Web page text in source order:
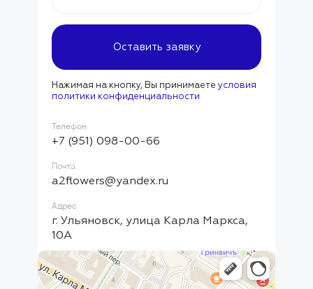
Оставить заявку
Нажимая на кнопку, Вы принимаете условия
политики конфиденциальности
a2flowers@yandex.ru
Почта
г. Ульяновск, улица Карла Маркса,
10А
Адрес
+7 (951) 098-00-66
Телефон